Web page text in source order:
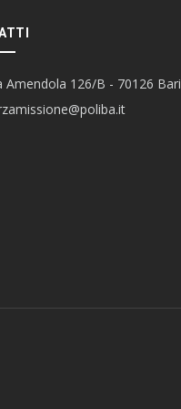
Amendola 126/B - 70126 Bari